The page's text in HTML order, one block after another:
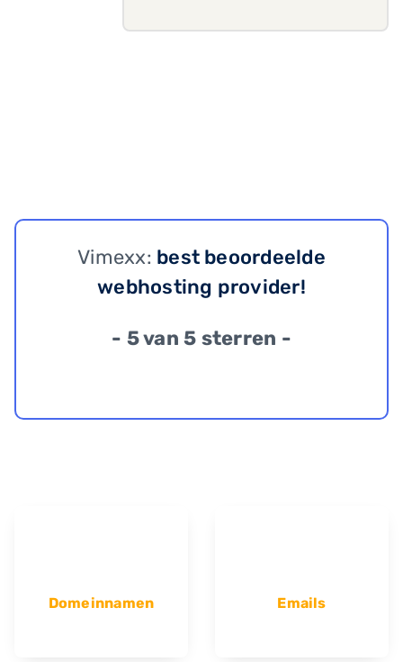
Vimexx: best beoordeelde
webhosting provider!
- 5 van 5 sterren -
Domeinnamen Emails